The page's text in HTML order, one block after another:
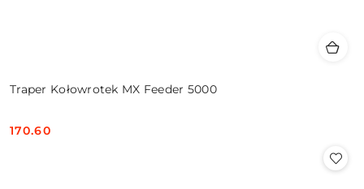
Traper Kołowrotek MX Feeder 5000
Cena:
170.60